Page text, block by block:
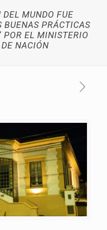
MUNDO FUE
BUENAS PRÁCTICAS
POR EL MINISTERIO
NACIÓN